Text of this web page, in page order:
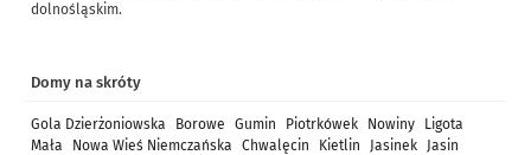
dolnośląskim.
Domy na skróty
Gola Dzierżoniowska Borowe Gumin Piotrkówek Nowiny
Ligota
Mała
Nowa Wieś Niemczańska Chwalęcin Kietlin Jasinek
Jasin